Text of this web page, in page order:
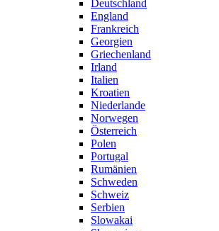
Deutschland
England
Frankreich
Georgien
Griechenland
Irland
Italien
Kroatien
Niederlande
Norwegen
Österreich
Polen
Portugal
Rumänien
Schweden
Schweiz
Serbien
Slowakai